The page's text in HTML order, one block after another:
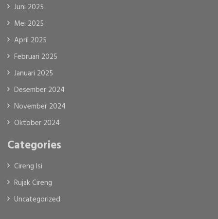
Juni 2025
Mei 2025
April 2025
Februari 2025
Januari 2025
Desember 2024
November 2024
Oktober 2024
Categories
Cireng Isi
Rujak Cireng
Uncategorized